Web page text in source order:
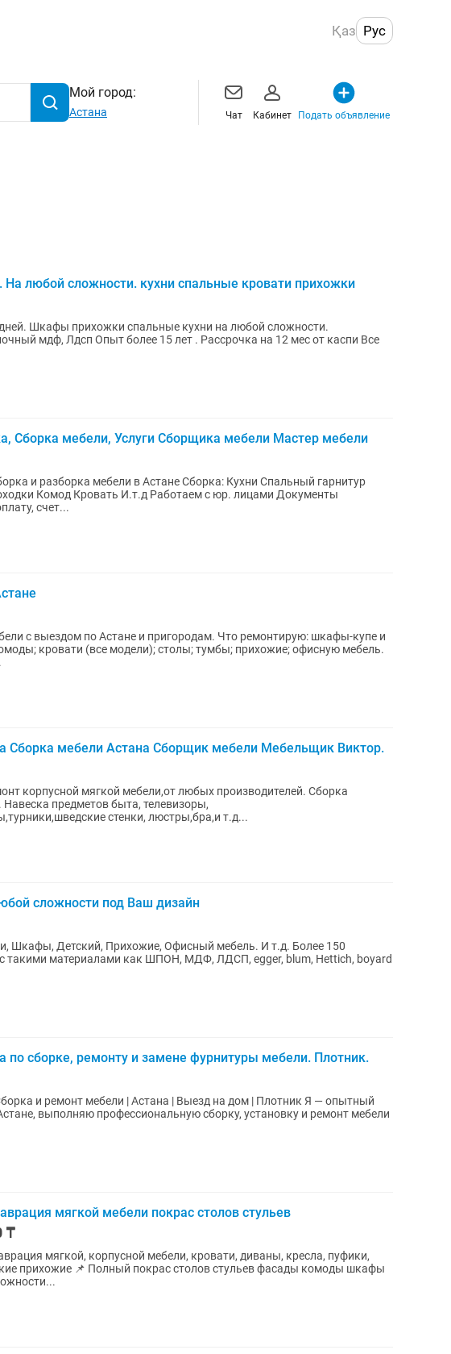
Қаз Рус
Мой город:
Астана Чат Кабинет Подать объявление
любой сложности. кухни спальные кровати прихожки
Шкафы прихожки спальные кухни на любой сложности.
Опыт более 15 лет . Рассрочка на 12 мес от каспи Все
Сборка мебели, Услуги Сборщика мебели Мастер мебели
мебели в Астане Сборка: Кухни Спальный гарнитур
Комод Кровать И.т.д Работаем с юр. лицами Документы
счет...
по Астане и пригородам. Что ремонтирую: шкафы-купе и
кровати (все модели); столы; тумбы; прихожие; офисную мебель.
Сборка мебели Астана Сборщик мебели Мебельщик Виктор.
корпусной мягкой мебели,от любых производителей. Сборка
Навеска предметов быта, телевизоры,
стенки, люстры,бра,и т.д...
сложности под Ваш дизайн
по сборке, ремонту и замене фурнитуры мебели. Плотник.
и ремонт мебели | Астана | Выезд на дом | Плотник Я — опытный
выполняю профессиональную сборку, установку и ремонт мебели
мягкой мебели покрас столов стульев
₸
мягкой, корпусной мебели, кровати, диваны, кресла, пуфики,
прихожие 📌 Полный покрас столов стульев фасады комоды шкафы